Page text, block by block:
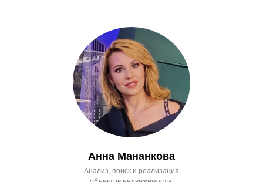
Анна Мананкова
Анализ, поиск и реализация